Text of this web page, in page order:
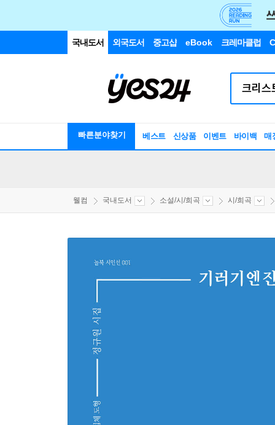
국내도서 외국도서 중고샵 eBook 크레마클럽
빠른분야찾기 베스트 신상품 이벤트 바이백 매
웰컴 국내도서 소설/시/희곡 시/희곡